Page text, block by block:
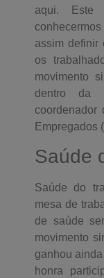
aqui. Este
assim definir
os
movimento
dentro da
coordenador
Empregados
Saúde
Saúde do
mesa de
de saúde
movimento
ganhou
honra